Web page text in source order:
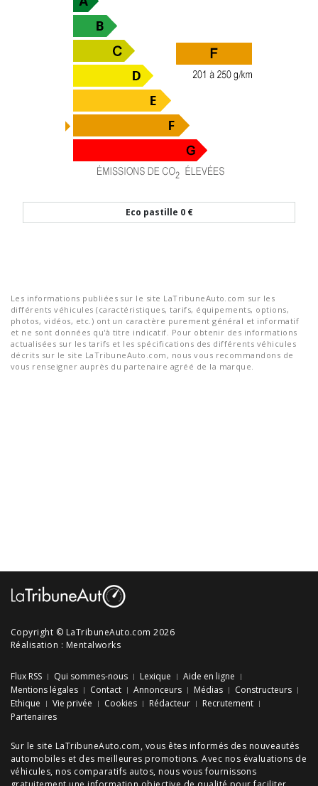
Eco pastille 0 €
Les informations publiées sur le site LaTribuneAuto.com sur les
différents véhicules (caractéristiques, tarifs, équipements, options,
photos, vidéos, etc.) ont un caractère purement général et informatif
et ne sont données qu'à titre indicatif. Pour obtenir des informations
actualisées sur les tarifs et les spécifications des différents véhicules
décrits sur le site LaTribuneAuto.com, nous vous recommandons de
vous renseigner auprès du partenaire agréé de la marque.
Copyright © LaTribuneAuto.com 2026
Réalisation : Mentalworks
Flux RSS Qui sommes-nous Lexique
Aide en ligne
Mentions légales
Contact Annonceurs Médias
Constructeurs
Ethique
Vie privée Cookies Rédacteur
Recrutement
Partenaires
Sur le site LaTribuneAuto.com, vous êtes informés des nouveautés
automobiles et des meilleures promotions. Avec nos évaluations de
véhicules, nos comparatifs autos, nous vous fournissons